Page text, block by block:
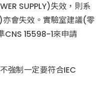
SUPPLY)失效，則系
會失效。實驗室建議(零
CNS 15598-1來申請
強制一定要符合IEC